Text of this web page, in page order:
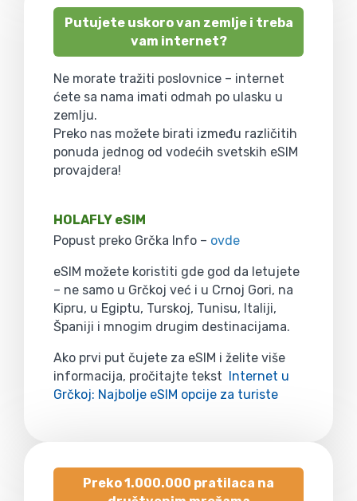
Putujete uskoro van zemlje i treba
vam internet?
Ne morate tražiti poslovnice – internet
ćete sa nama imati odmah po ulasku u
zemlju.
Preko nas možete birati između različitih
ponuda jednog od vodećih svetskih eSIM
provajdera!
HOLAFLY eSIM
Popust preko Grčka Info – ovde
eSIM možete koristiti gde god da letujete
– ne samo u Grčkoj već i u Crnoj Gori, na
Kipru, u Egiptu, Turskoj, Tunisu, Italiji,
Španiji i mnogim drugim destinacijama.
Ako prvi put čujete za eSIM i želite više
informacija, pročitajte tekst Internet u
Grčkoj: Najbolje eSIM opcije za turiste
Preko 1.000.000 pratilaca na